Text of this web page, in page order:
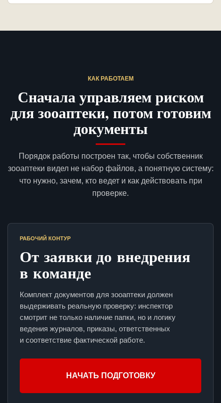
КАК РАБОТАЕМ
Сначала управляем риском
для зооаптеки, потом готовим
документы
Порядок работы построен так, чтобы собственник
зооаптеки видел не набор файлов, а понятную систему:
что нужно, зачем, кто ведет и как действовать при
проверке.
РАБОЧИЙ КОНТУР
От заявки до внедрения
в команде
Комплект документов для зооаптеки должен
выдерживать реальную проверку: инспектор
смотрит не только наличие папки, но и логику
ведения журналов, приказы, ответственных
и соответствие фактической работе.
НАЧАТЬ ПОДГОТОВКУ